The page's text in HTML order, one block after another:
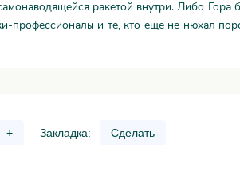
ракетой внутри. Либо Гора
профессионалы и те, кто еще не нюхал
+ Закладка: Сделать